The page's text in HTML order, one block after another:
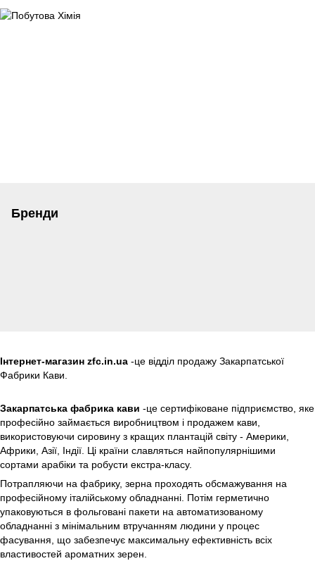
Бренди
Інтернет-магазин zfc.in.ua -це відділ продажу Закарпатської
Фабрики Кави.
Закарпатська фабрика кави -це сертифіковане підприємство, яке
професійно займається виробництвом і продажем кави,
використовуючи сировину з кращих плантацій світу - Америки,
Африки, Азії, Індії. Ці країни славляться найпопулярнішими
сортами арабіки та робусти екстра-класу.
Потрапляючи на фабрику, зерна проходять обсмажування на
професійному італійському обладнанні. Потім герметично
упаковуються в фольговані пакети на автоматизованому
обладнанні з мінімальним втручанням людини у процес
фасування, що забезпечує максимальну ефективність всіх
властивостей ароматних зерен.